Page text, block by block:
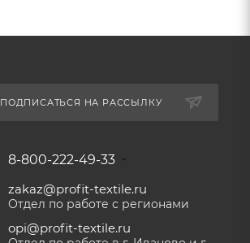
ПОДПИСАТЬСЯ НА РАССЫЛКУ
8-800-222-49-33
zakaz@profit-textile.ru
Отдел по работе с регионами
opi@profit-textile.ru